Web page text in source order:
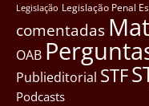
Legislação Legislação Penal
comentadas
OAB
Publieditorial STF
Podcasts